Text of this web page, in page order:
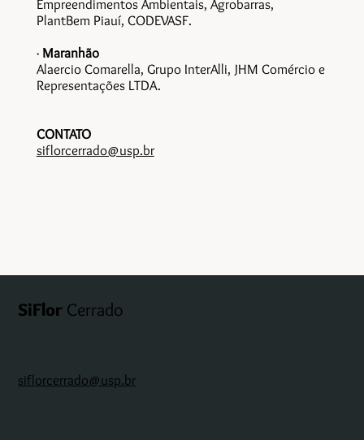
Empreendimentos Ambientais, Agrobarras,
PlantBem Piauí, CODEVASF.
· Maranhão
Alaercio Comarella, Grupo InterAlli, JHM Comércio e
Representações LTDA.
CONTATO
siflorcerrado@usp.br
SiFlor Cerrado
siflorcerrado@usp.br